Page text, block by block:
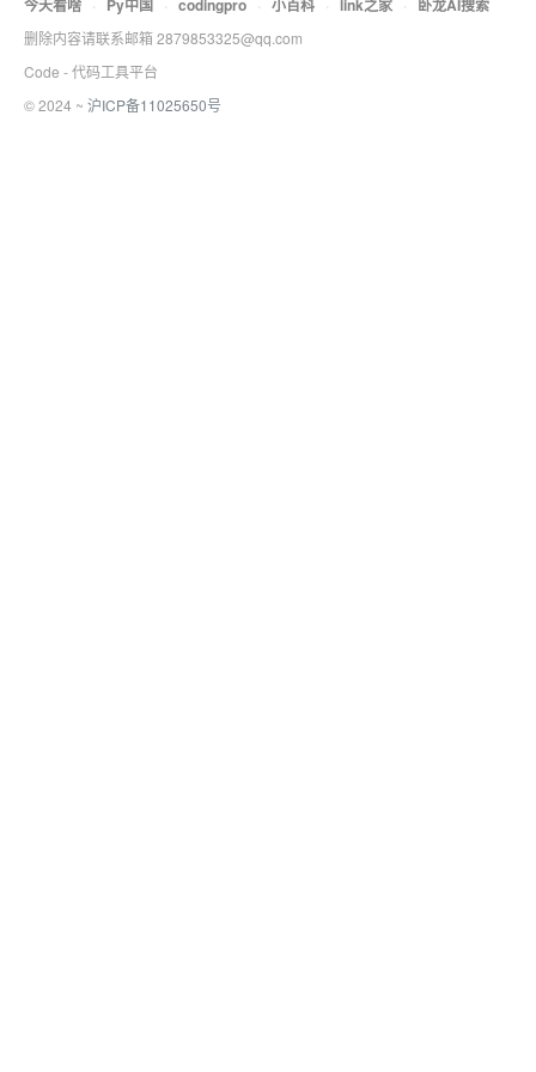
今天看啥 · Py中国 · codingpro · 小百科 · link之家 · 卧龙AI搜索
删除内容请联系邮箱 2879853325@qq.com
Code - 代码工具平台
© 2024 ~ 沪ICP备11025650号